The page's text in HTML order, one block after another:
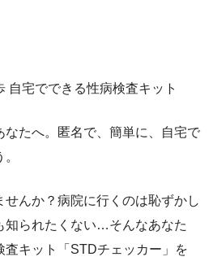
自宅でできる性病検査キット
なたへ。匿名で、簡単に、自宅で
んか？病院に行くのは恥ずかし
知られたくない…そんなあなた
査キット「STDチェッカー」を